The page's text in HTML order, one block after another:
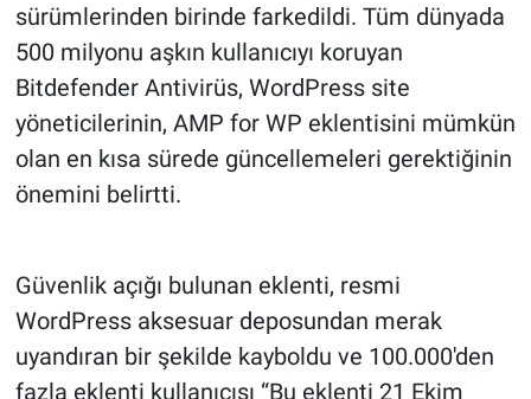
sürümlerinden birinde farkedildi. Tüm dünyada
500 milyonu aşkın kullanıcıyı koruyan
Bitdefender Antivirüs, WordPress site
yöneticilerinin, AMP for WP eklentisini mümkün
olan en kısa sürede güncellemeleri gerektiğinin
önemini belirtti.
Güvenlik açığı bulunan eklenti, resmi
WordPress aksesuar deposundan merak
uyandıran bir şekilde kayboldu ve 100.000'den
fazla eklenti kullanıcısı “Bu eklenti 21 Ekim